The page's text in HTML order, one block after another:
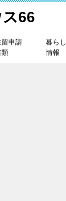
66
留申請
類
暮らし
情報